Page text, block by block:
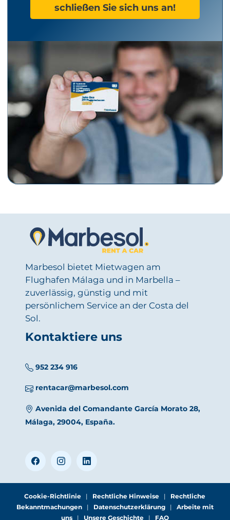
schließen Sie sich uns an!
Marbesol bietet Mietwagen am
Flughafen Málaga und in Marbella –
zuverlässig, günstig und mit
persönlichem Service an der Costa del
Sol.
Kontaktiere uns
952 234 916
rentacar@marbesol.com
Avenida del Comandante García Morato 28,
Málaga, 29004, España.
Cookie-Richtlinie | Rechtliche Hinweise |
Rechtliche
Bekanntmachungen
| Datenschutzerklärung |
Arbeite mit
uns
| Unsere Geschichte | FAQ